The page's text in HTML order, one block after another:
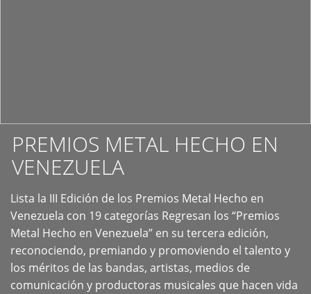
PREMIOS METAL HECHO EN
VENEZUELA
Lista la III Edición de los Premios Metal Hecho en
Venezuela con 19 categorías Regresan los “Premios
Metal Hecho en Venezuela” en su tercera edición,
reconociendo, premiando y promoviendo el talento y
los méritos de las bandas, artistas, medios de
comunicación y productoras musicales que hacen vida
+